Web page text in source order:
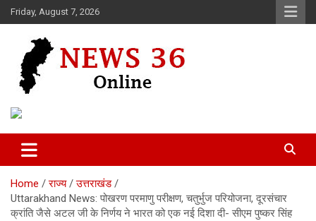
Skip
to
Friday, August 7, 2026
News 36
Home राज्य
उत्तराखंड
Uttarakhand News: पोखरण परमाणु परीक्षण, चतुर्भुज परियोजना, दूरसंचार
क्रांति जैसे अटल जी के निर्णय ने भारत को एक नई दिशा दी- सीएम पुष्कर सिंह